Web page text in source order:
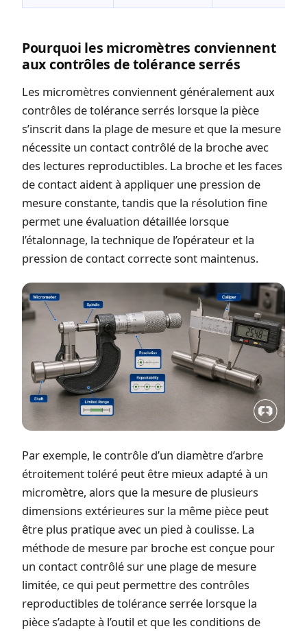
Pourquoi les micromètres conviennent
aux contrôles de tolérance serrés
Les micromètres conviennent généralement aux
contrôles de tolérance serrés lorsque la pièce
s’inscrit dans la plage de mesure et que la mesure
nécessite un contact contrôlé de la broche avec
des lectures reproductibles. La broche et les faces
de contact aident à appliquer une pression de
mesure constante, tandis que la résolution fine
permet une évaluation détaillée lorsque
l’étalonnage, la technique de l’opérateur et la
pression de contact correcte sont maintenus.
Par exemple, le contrôle d’un diamètre d’arbre
étroitement toléré peut être mieux adapté à un
micromètre, alors que la mesure de plusieurs
dimensions extérieures sur la même pièce peut
être plus pratique avec un pied à coulisse. La
méthode de mesure par broche est conçue pour
un contact contrôlé sur une plage de mesure
limitée, ce qui peut permettre des contrôles
reproductibles de tolérance serrée lorsque la
pièce s’adapte à l’outil et que les conditions de